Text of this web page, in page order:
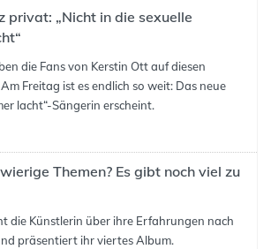
privat: „Nicht in die sexuelle
die Fans von Kerstin Ott auf diesen
Freitag ist es endlich so weit: Das neue
lacht“-Sängerin erscheint.
Themen? Es gibt noch viel zu
die Künstlerin über ihre Erfahrungen nach
präsentiert ihr viertes Album.